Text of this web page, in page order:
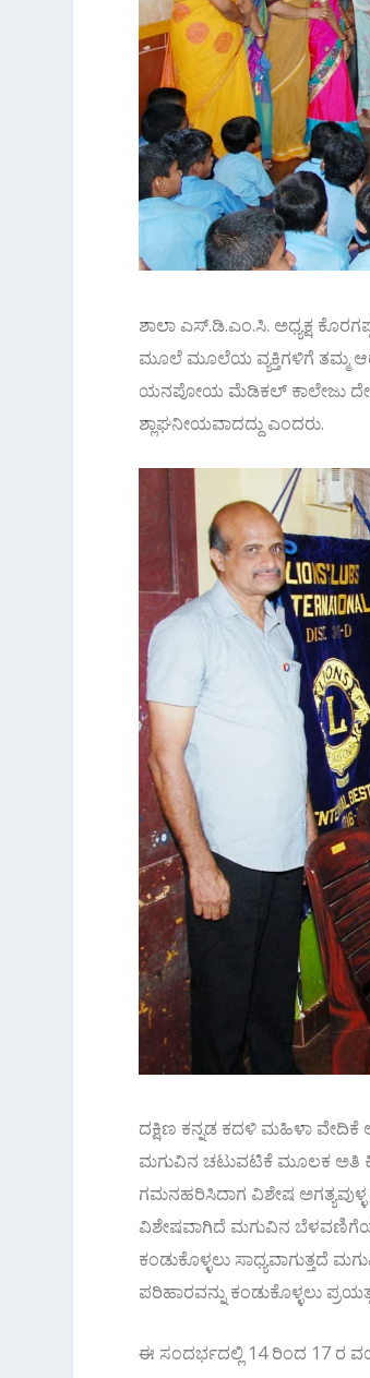
ಶಾಲಾ ಎಸ್.ಡಿ.ಎಂ.ಸಿ. ಅಧ್ಯಕ್ಷ
ಮೂಲೆ ಮೂಲೆಯ ವ್ಯಕ್ತಿಗಳಿಗೆ ತಮ್ಮ
ಯನಪೋಯ ಮೆಡಿಕಲ್ ಕಾಲೇಜು
ಶ್ಲಾಘನೀಯವಾದದ್ದು ಎಂದರು.
ದಕ್ಷಿಣ ಕನ್ನಡ ಕದಳಿ ಮಹಿಳಾ ವೇದಿಕೆ
ಮಗುವಿನ ಚಟುವಟಿಕೆ ಮೂಲಕ ಅತಿ
ಗಮನಹರಿಸಿದಾಗ ವಿಶೇಷ
ವಿಶೇಷವಾಗಿದೆ ಮಗುವಿನ
ಕಂಡುಕೊಳ್ಳಲು ಸಾಧ್ಯವಾಗುತ್ತದೆ
ಪರಿಹಾರವನ್ನು ಕಂಡುಕೊಳ್ಳಲು
ಈ ಸಂದರ್ಭದಲ್ಲಿ 14 ರಿಂದ 17 ರ